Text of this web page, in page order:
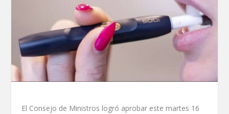
El Consejo de Ministros logró aprobar este martes 16